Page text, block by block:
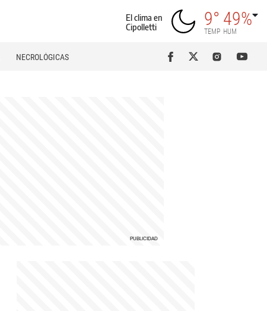
El clima en
Cipolletti
9°
TEMP
49%
HUM
NECROLÓGICAS